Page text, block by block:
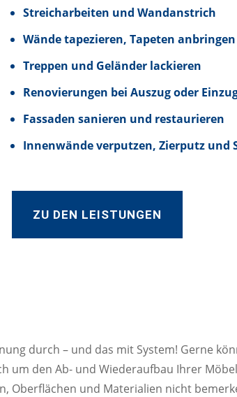
Streicharbeiten und Wandanstrich
Wände tapezieren, Tapeten anbringen
Treppen und Geländer lackieren
Renovierungen bei Auszug oder
Fassaden sanieren und restaurieren
Innenwände verputzen, Zierputz und
ZU DEN LEISTUNGEN
durch – und das mit System! Gerne
um den Ab- und Wiederaufbau Ihrer
Oberflächen und Materialien nicht